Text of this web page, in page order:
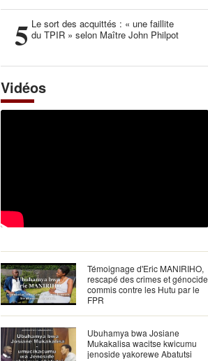
propres de l’histoire
5 Le sort des acquittés : « une faillite
du TPIR » selon Maître John Philpot
Vidéos
Témoignage d'Eric MANIRIHO,
rescapé des crimes et génocide
commis contre les Hutu par le
FPR
Ubuhamya bwa Josiane
Mukakalisa wacitse kwicumu
jenoside yakorewe Abatutsi